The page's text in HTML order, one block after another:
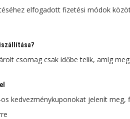
elfogadott fizetési módok
csomag csak időbe telik, amíg
kedvezménykuponokat jelenít